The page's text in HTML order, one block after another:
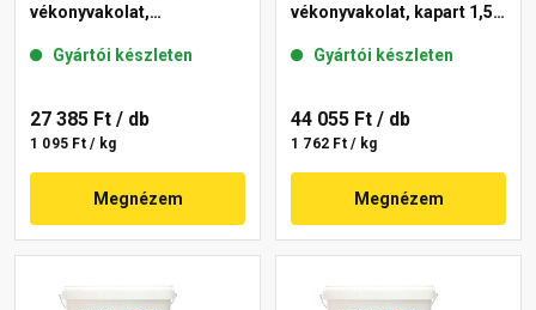
vékonyvakolat,
43-E 25 kg
Gyártói készleten
27 385 Ft / db
1 095 Ft / kg
Megnézem
vékonyvakolat, kapart 1,5
Gyártói készleten
44 055 Ft / db
1 762 Ft / kg
Megnézem